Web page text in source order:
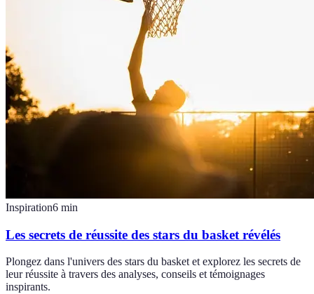
Inspiration6 min
Les secrets de réussite des stars du basket révélés
Plongez dans l'univers des stars du basket et explorez les secrets de
leur réussite à travers des analyses, conseils et témoignages
inspirants.